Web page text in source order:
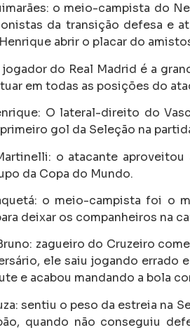
o meio-campista do
da transição defesa e
abrir o placar do
do Real Madrid é a
em todas as posições do
O lateral-direito do
gol da Seleção na
o atacante
da Copa do Mundo.
o meio-campista foi o
deixar os companheiros na
zagueiro do Cruzeiro
ele saiu jogando errado
e acabou mandando a bola
sentiu o peso da estreia na
quando não conseguiu